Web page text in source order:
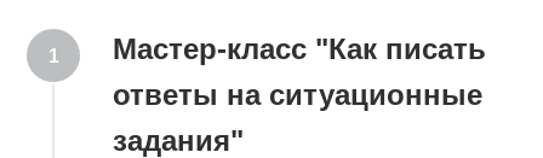
Мастер-класс "Как писать
ответы на ситуационные
задания"